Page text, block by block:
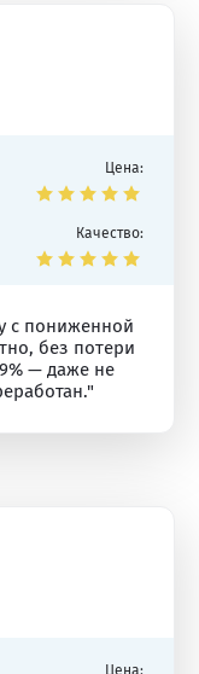
Цена:
Качество:
с пониженной
без потери
— даже не
Цена: